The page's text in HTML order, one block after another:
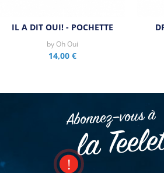
IL A DIT OUI! - POCHETTE
by Oh Oui
14,00 €
Abonnez–vous à
la